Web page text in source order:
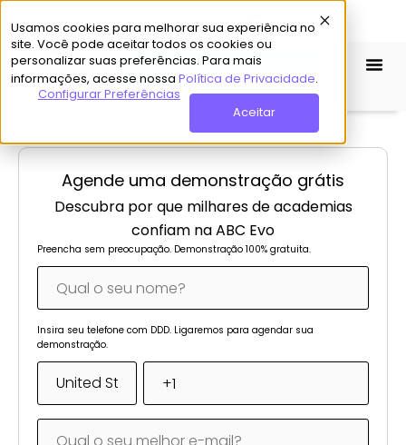
Usamos cookies para melhorar sua experiência no
site. Você pode aceitar todos os cookies ou
personalizar suas preferências. Para mais
informações, acesse nossa Política de Privacidade.
Configurar Preferências
Aceitar
Demo Grátis
Agende uma demonstração grátis
Descubra por que milhares de academias
confiam na ABC Evo
Preencha sem preocupação. Demonstração 100% gratuita.
Insira seu telefone com DDD. Ligaremos para agendar sua
demonstração.